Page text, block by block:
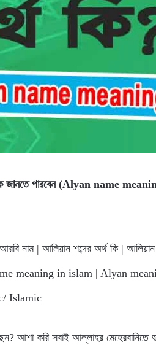
জানতে পারবেন (Alyan name
নাম | আলিয়ান শব্দের অর্থ কি |
meaning in islam | Alyan
Islamic
আশা করি সবাই আল্লাহর মেহেরবানিতে